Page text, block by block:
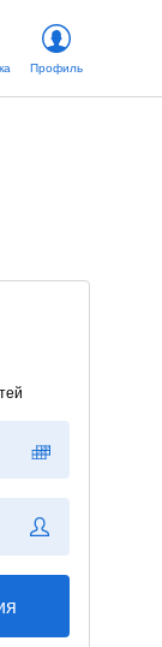
Профиль